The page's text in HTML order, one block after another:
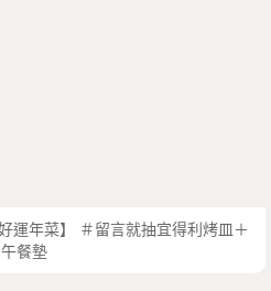
運年菜】 ＃留言就抽宜得利烤皿＋
午餐墊